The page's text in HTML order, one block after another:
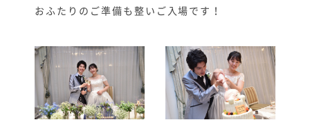
おふたりのご準備も整いご入場です！